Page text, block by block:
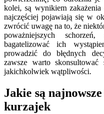
kolei, są wynikiem
najczęściej pojawiają się w
zwrócić uwagę na to, że
poważniejszych
bagatelizować ich
prowadzić do błędnych
zawsze warto
jakichkolwiek wątpliwości.
Jakie są
kurzajek